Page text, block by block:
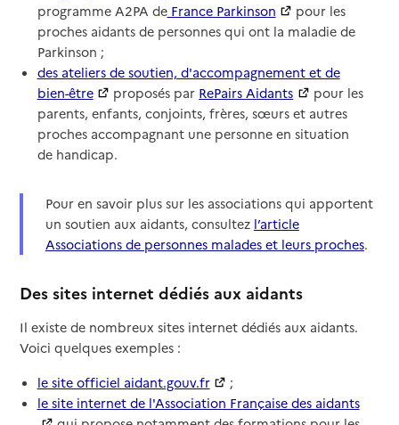
programme A2PA deFrance Parkinson
pour les
proches aidants de personnes qui ont la maladie de
Parkinson ;
des ateliers de soutien, d'accompagnement et de
bien-être
proposés par RePairs Aidants
pour les
parents, enfants, conjoints, frères, sœurs et autres
proches accompagnant une personne en situation
de handicap.
Pour en savoir plus sur les associations qui apportent
un soutien aux aidants, consultez l’article
Associations de personnes malades et leurs proches.
Des sites internet dédiés aux aidants
Il existe de nombreux sites internet dédiés aux aidants.
Voici quelques exemples :
le site officiel aidant.gouv.fr
;
le site internet de l'Association Française des aidants